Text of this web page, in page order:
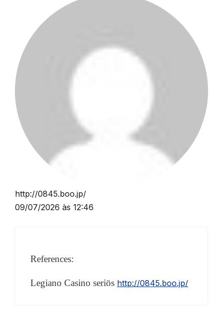
http://0845.boo.jp/
09/07/2026 às 12:46
References:
Legiano Casino seriös http://0845.boo.jp/